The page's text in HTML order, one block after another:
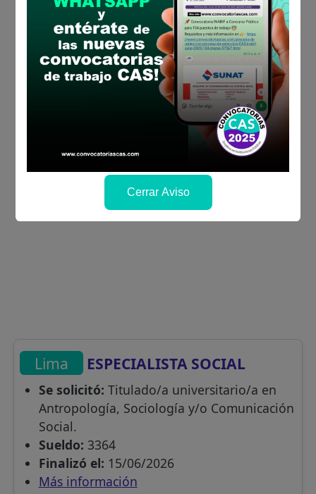
Lima ESPECIALISTA SOCIAL
Se solicitó: Titulado/a universitario/a en
Antropología, Sociología y/o Comunicación
Social.
Sueldo: 3364
Finalizó el: 15/06/2026
Más información
Cerrar Aviso